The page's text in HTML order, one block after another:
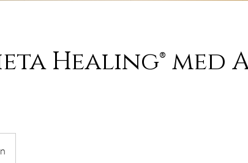
Healing® med